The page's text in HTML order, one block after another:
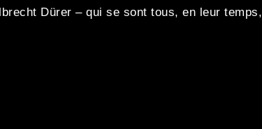
Dürer – qui se sont tous, en leur temps,